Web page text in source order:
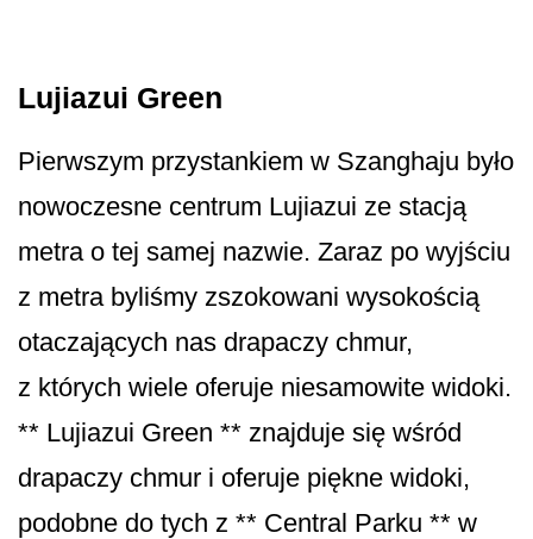
Lujiazui Green
Pierwszym przystankiem w Szanghaju było
nowoczesne centrum Lujiazui ze stacją
metra o tej samej nazwie. Zaraz po wyjściu
z metra byliśmy zszokowani wysokością
otaczających nas drapaczy chmur,
z których wiele oferuje niesamowite widoki.
** Lujiazui Green ** znajduje się wśród
drapaczy chmur i oferuje piękne widoki,
podobne do tych z ** Central Parku ** w